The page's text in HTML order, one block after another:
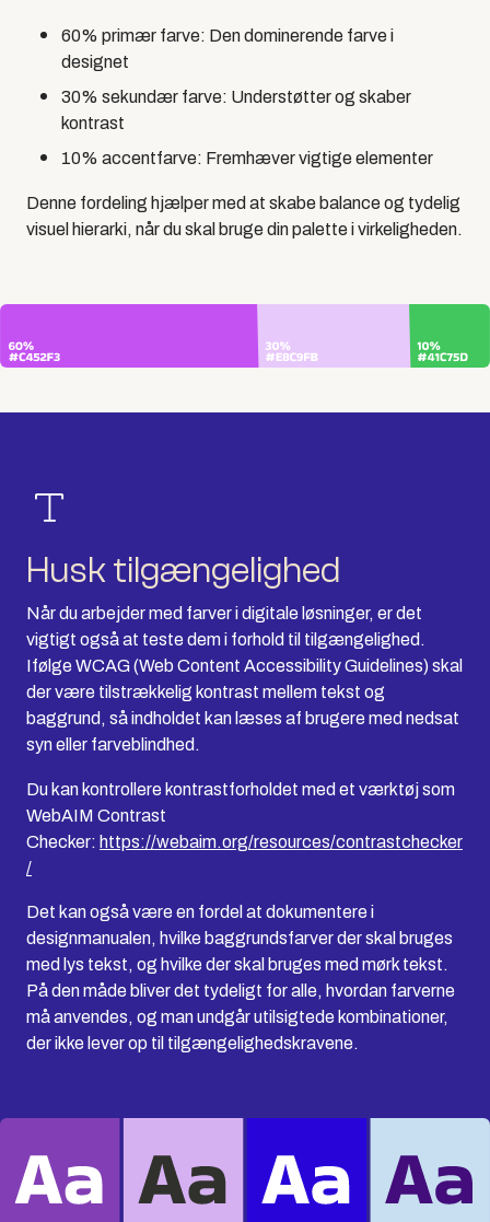
60% primær farve: Den dominerende farve i
designet
30% sekundær farve: Understøtter og skaber
kontrast
10% accentfarve: Fremhæver vigtige elementer
Denne fordeling hjælper med at skabe balance og tydelig
visuel hierarki, når du skal bruge din palette i virkeligheden.
Husk tilgængelighed
Når du arbejder med farver i digitale løsninger, er det
vigtigt også at teste dem i forhold til tilgængelighed.
Ifølge WCAG (Web Content Accessibility Guidelines) skal
der være tilstrækkelig kontrast mellem tekst og
baggrund, så indholdet kan læses af brugere med nedsat
syn eller farveblindhed.
Du kan kontrollere kontrastforholdet med et værktøj som
WebAIM Contrast
Checker:https://webaim.org/resources/contrastchecker
/
Det kan også være en fordel at dokumentere i
designmanualen, hvilke baggrundsfarver der skal bruges
med lys tekst, og hvilke der skal bruges med mørk tekst.
På den måde bliver det tydeligt for alle, hvordan farverne
må anvendes, og man undgår utilsigtede kombinationer,
der ikke lever op til tilgængelighedskravene.